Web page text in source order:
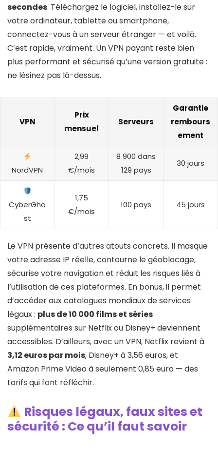
secondes. Téléchargez le logiciel, installez-le sur
votre ordinateur, tablette ou smartphone,
connectez-vous à un serveur étranger — et voilà.
C’est rapide, vraiment. Un VPN payant reste bien
plus performant et sécurisé qu’une version gratuite :
ne lésinez pas là-dessus.
VPN
Prix
mensuel
Serveurs
Garantie
rembours
ement
NordVPN
2,99
€/mois
8 900 dans
129 pays
30 jours
CyberGho
st
1,75
€/mois
100 pays 45 jours
Le VPN présente d’autres atouts concrets. Il masque
votre adresse IP réelle, contourne le géoblocage,
sécurise votre navigation et réduit les risques liés à
l’utilisation de ces plateformes. En bonus, il permet
d’accéder aux catalogues mondiaux de services
légaux : plus de 10 000 films et séries
supplémentaires sur Netflix ou Disney+ deviennent
accessibles. D’ailleurs, avec un VPN, Netflix revient à
3,12 euros par mois, Disney+ à 3,56 euros, et
Amazon Prime Video à seulement 0,85 euro — des
tarifs qui font réfléchir.
Risques légaux, faux sites et
sécurité : Ce qu’il faut savoir